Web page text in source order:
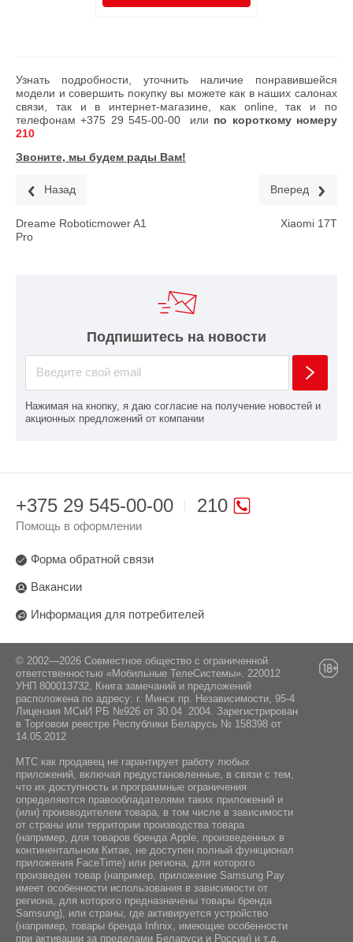
Узнать подробности, уточнить наличие понравившейся
модели и совершить покупку вы можете как в наших салонах
связи, так и в интернет-магазине, как online, так и по
телефонам+375 29 545-00-00 или по короткому номеру
210
Звоните, мы будем рады Вам!
Назад
Dreame Roboticmower A1
Pro
Вперед
Xiaomi 17T
Подпишитесь на новости
Нажимая на кнопку, я даю согласие на получение новостей и
акционных предложений от компании
210
+375 29 545-00-00
Помощь в оформлении
Форма обратной связи
Вакансии
Информация для потребителей
© 2002—2026 Совместное общество с ограниченной
ответственностью «Мобильные ТелеСистемы». 220012
УНП 800013732, Книга замечаний и предложений
расположена по адресу: г. Минск пр. Независимости, 95-4
Лицензия МСиИ РБ №926 от 30.04 .2004. Зарегистрирован
в Торговом реестре Республики Беларусь № 158398 от
14.05.2012
МТС как продавец не гарантирует работу любых
приложений, включая предустановленные, в связи с тем,
что их доступность и программные ограничения
определяются правообладателями таких приложений и
(или) производителем товара, в том числе в зависимости
от страны или территории производства товара
(например, для товаров бренда Apple, произведенных в
континентальном Китае, не доступен полный функционал
приложения FaceTime) или региона, для которого
произведен товар (например, приложение Samsung Pay
имеет особенности использования в зависимости от
региона, для которого предназначены товары бренда
Samsung), или страны, где активируется устройство
(например, товары бренда Infiniх, имеющие особенности
при активации за пределами Беларуси и России) и т.д.